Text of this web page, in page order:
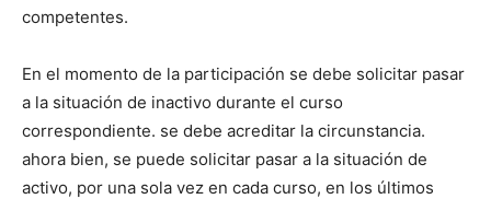
competentes.
En el momento de la participación se debe solicitar pasar
a la situación de inactivo durante el curso
correspondiente. se debe acreditar la circunstancia.
ahora bien, se puede solicitar pasar a la situación de
activo, por una sola vez en cada curso, en los últimos